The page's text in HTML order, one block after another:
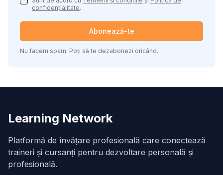
confidențialitate.
Abonează-te
Nu facem spam. Poți să te dezabonezi oricând.
Learning Network
Platformă de învățare profesională care conectează
traineri și cursanți pentru dezvoltare personală și
profesională.